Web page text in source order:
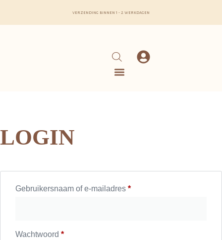
verzending binnen 1 - 2 werkdagen
LOGIN
Gebruikersnaam of e-mailadres *
Wachtwoord *